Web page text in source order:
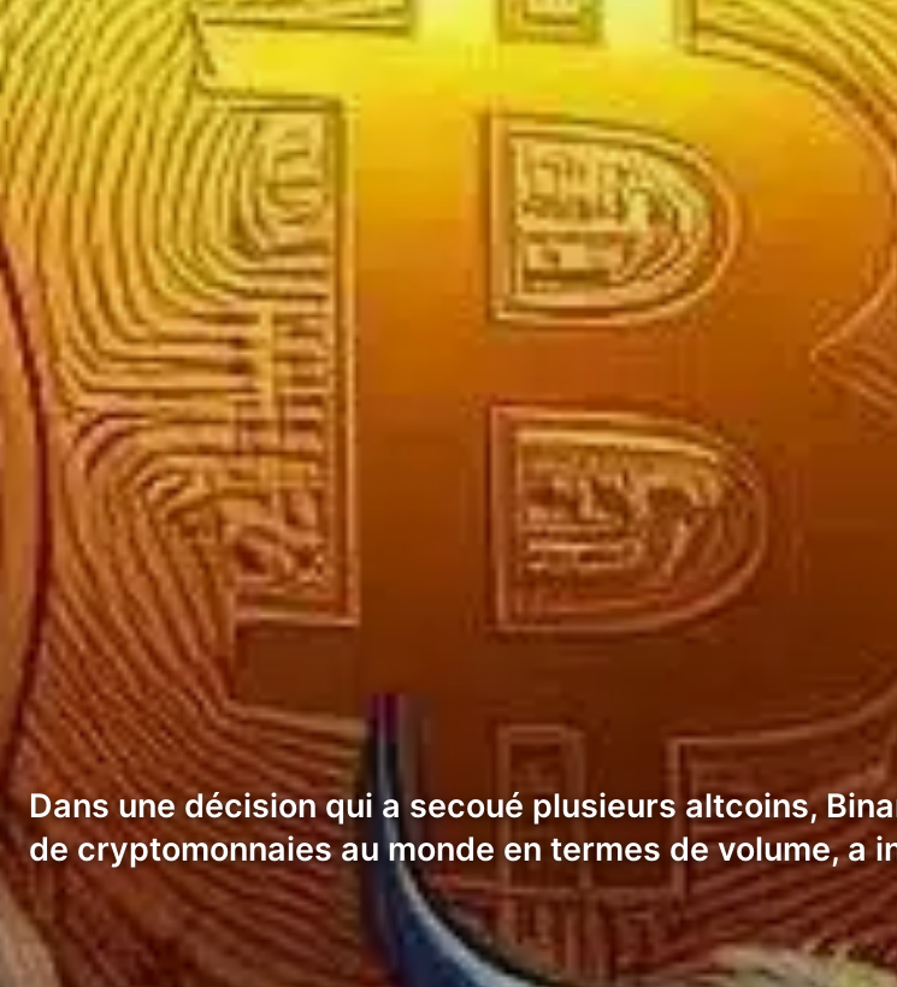
Dans une décision qui a secoué plusieurs altcoins,
de cryptomonnaies au monde en termes de volume, a